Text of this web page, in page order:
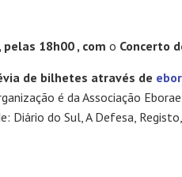
pelas 18h00 , com o Concerto
de bilhetes através de
é da Associação
Diário do Sul, A Defesa,